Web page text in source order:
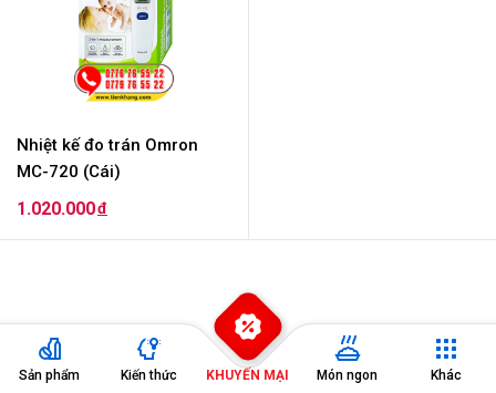
Nhiệt kế đo trán Omron
MC-720 (Cái)
1.020.000đ
Sản phẩm Kiến thức KHUYẾN MẠI Món ngon Khác